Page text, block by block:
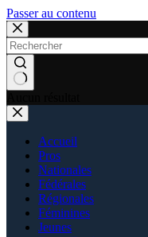
Passer au contenu
Accueil
Pros
Nationales
Fédérales
Régionales
Féminines
Jeunes